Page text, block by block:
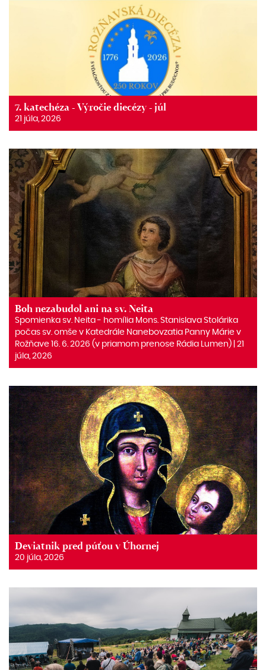
7. katechéza - Výročie diecézy - júl
21 júla, 2026
Boh nezabudol ani na sv. Neita
Spomienka sv. Neita ‒ homília Mons. Stanislava Stolárika
počas sv. omše v Katedrále Nanebovzatia Panny Márie v
Rožňave 16. 6. 2026 (v priamom prenose Rádia Lumen) | 21
júla, 2026
Deviatnik pred púťou v Úhornej
20 júla, 2026